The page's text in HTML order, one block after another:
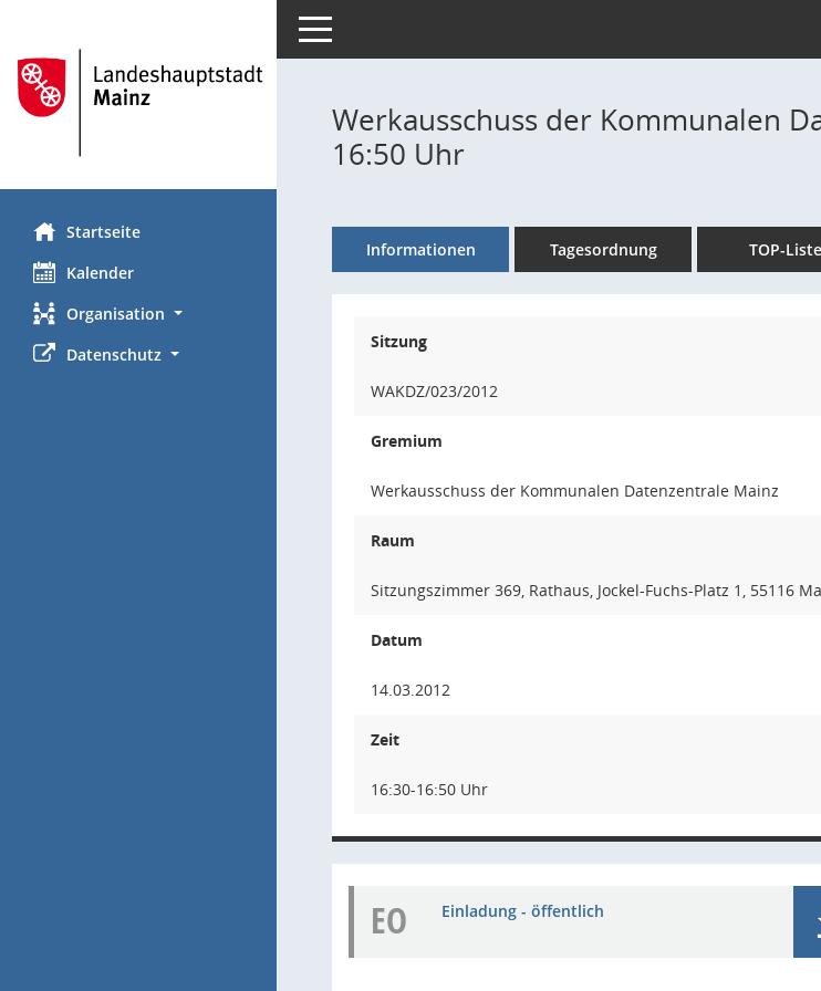
Startseite
Kalender
Organisation
Datenschutz
Toggle navigation
Werkausschuss der Kommunalen
16:50 Uhr
Informationen Tagesordnung TOP-Liste
Sitzung
WAKDZ/023/2012
Gremium
Werkausschuss der Kommunalen Datenzentrale Mainz
Raum
Sitzungszimmer 369, Rathaus, Jockel-Fuchs-Platz 1, 55116
Datum
14.03.2012
Zeit
16:30-16:50 Uhr
EO Einladung - öffentlich